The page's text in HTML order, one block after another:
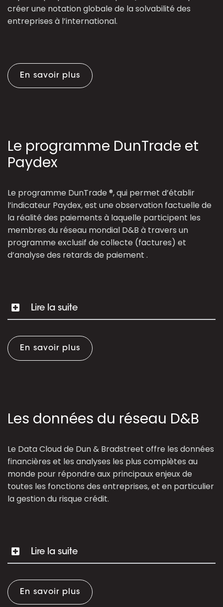
créer une notation globale de la solvabilité des
entreprises à l’international.
En savoir plus
Le programme DunTrade et
Paydex
Le programme DunTrade ®, qui permet d’établir
l’indicateur Paydex, est une observation factuelle de
la réalité des paiements à laquelle participent les
membres du réseau mondial D&B à travers un
programme exclusif de collecte (factures) et
d’analyse des retards de paiement .
Lire la suite
En savoir plus
Les données du réseau D&B
Le Data Cloud de Dun & Bradstreet offre les données
financières et les analyses les plus complètes au
monde pour répondre aux principaux enjeux de
toutes les fonctions des entreprises, et en particulier
la gestion du risque crédit.
Lire la suite
En savoir plus